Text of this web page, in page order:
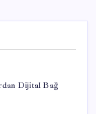
Dijital Bağ